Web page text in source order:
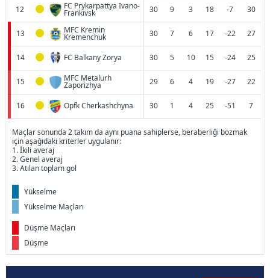
12 FC Prykarpattya Ivano-
Frankivsk 30 9 3 18 -7 30
13 MFC Kremin
Kremenchuk 30 7 6 17 -22 27
14 FC Balkany Zorya 30 5 10 15 -24 25
15 MFC Metalurh
Zaporizhya 29 6 4 19 -27 22
16 Opfk Cherkashchyna 30 1 4 25 -51 7
Maçlar sonunda 2 takım da aynı puana sahiplerse, beraberliği bozmak
için aşağıdaki kriterler uygulanır:
1. İkili averaj
2. Genel averaj
3. Atılan toplam gol
Yükselme
Yükselme Maçları
Düşme Maçları
Düşme